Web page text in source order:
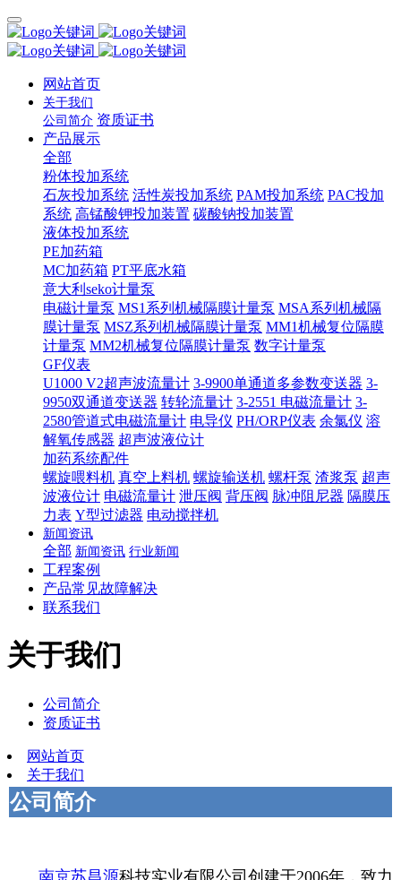
网站首页
关于我们
公司简介 资质证书
产品展示
全部
粉体投加系统
石灰投加系统 活性炭投加系统 PAM投加系统 PAC投加
系统 高锰酸钾投加装置 碳酸钠投加装置
液体投加系统
PE加药箱
MC加药箱 PT平底水箱
意大利seko计量泵
电磁计量泵 MS1系列机械隔膜计量泵 MSA系列机械隔
膜计量泵 MSZ系列机械隔膜计量泵 MM1机械复位隔膜
计量泵 MM2机械复位隔膜计量泵 数字计量泵
GF仪表
U1000 V2超声波流量计 3-9900单通道多参数变送器 3-
9950双通道变送器 转轮流量计 3-2551 电磁流量计 3-
2580管道式电磁流量计 电导仪 PH/ORP仪表 余氯仪 溶
解氧传感器 超声波液位计
加药系统配件
螺旋喂料机 真空上料机 螺旋输送机 螺杆泵 渣浆泵 超声
波液位计 电磁流量计 泄压阀 背压阀 脉冲阻尼器 隔膜压
力表 Y型过滤器 电动搅拌机
新闻资讯
全部 新闻资讯 行业新闻
工程案例
产品常见故障解决
联系我们
关于我们
公司简介
资质证书
网站首页
关于我们
公司简介
南京苏昌源科技实业有限公司创建于2006年，致力